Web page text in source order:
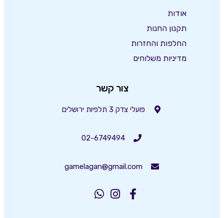
אודות
תקנון החנות
החלפות והחזרות
מדיניות משלוחים
צור קשר
פועלי צדק 3 תלפיות ירושלים
02-6749494
gamelagan@gmail.com